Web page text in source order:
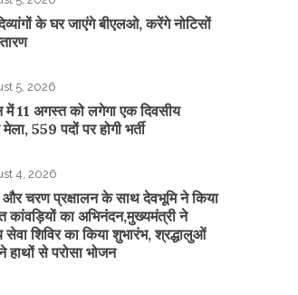
के घर जाएंगे बीएलओ, करेंगे नोटिसों
5, 2026
में 11 अगस्त को लगेगा एक दिवसीय
मेला, 559 पदों पर होगी भर्ती
4, 2026
और चरण प्रक्षालन के साथ देवभूमि ने किया
कांवड़ियों का अभिनंदन,मुख्यमंत्री ने
सेवा शिविर का किया शुभारंभ, श्रद्धालुओं
हाथों से परोसा भोजन